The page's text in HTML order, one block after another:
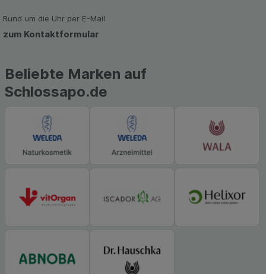
hierfür teilweise an Dritte wie z.B. Google oder
soziale Medien übertragen werden.
Rund um die Uhr per E-Mail
zum Kontaktformular
Beliebte Marken auf
Schlossapo.de